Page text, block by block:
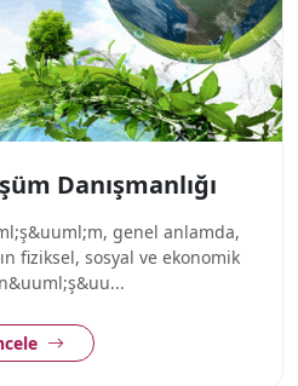
Danışmanlığı
genel anlamda,
fiziksel, sosyal ve ekonomik